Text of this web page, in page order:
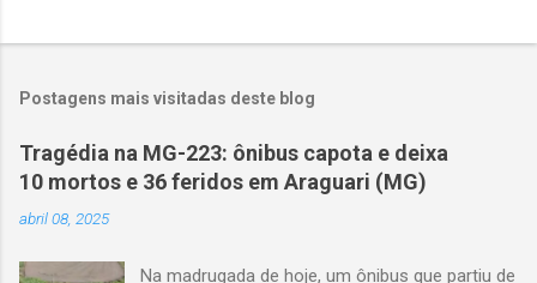
Postagens mais visitadas deste blog
Tragédia na MG-223: ônibus capota e deixa
10 mortos e 36 feridos em Araguari (MG)
abril 08, 2025
Na madrugada de hoje, um ônibus que partiu de